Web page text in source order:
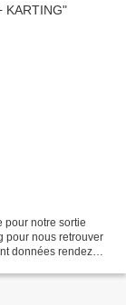
pour notre sortie
pour nous retrouver
données rendez